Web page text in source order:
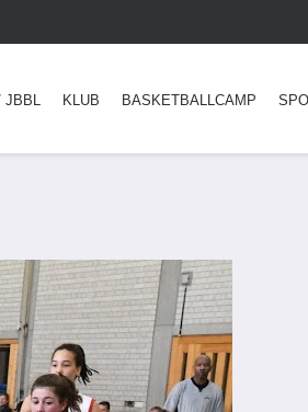
JBBL KLUB BASKETBALLCAMP